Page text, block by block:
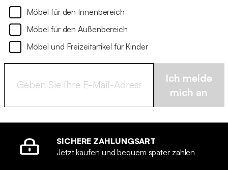
Möbel für den Innenbereich
Möbel für den Außenbereich
Möbel und Freizeitartikel für Kinder
Ich melde
mich an
SICHERE ZAHLUNGSART
Jetzt kaufen und bequem später zahlen